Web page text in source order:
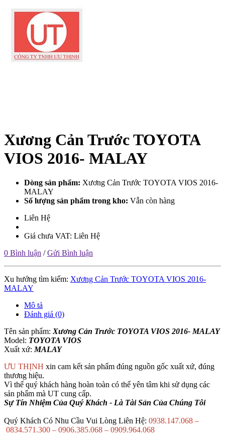
Xương Cản Trước TOYOTA
VIOS 2016- MALAY
Dòng sản phẩm: Xương Cản Trước TOYOTA VIOS 2016-
MALAY
Số lượng sản phẩm trong kho: Vẫn còn hàng
Liên Hệ
Giá chưa VAT: Liên Hệ
0 Bình luận /Gửi Bình luận
Xu hướng tìm kiếm: Xương Cản Trước TOYOTA VIOS 2016-
MALAY
Mô tả
Đánh giá (0)
Tên sản phẩm: Xương Cản Trước TOYOTA VIOS 2016- MALAY
Model: TOYOTA VIOS
Xuất xứ: MALAY
ƯU THỊNH xin cam kết sản phẩm đúng nguồn gốc xuất xứ, đúng
thương hiệu.
Vì thế quý khách hàng hoàn toàn có thể yên tâm khi sử dụng các
sản phẩm mà UT cung cấp.
Sự Tín Nhiệm Của Quý Khách - Là Tài Sản Của Chúng Tôi
Quý Khách Có Nhu Cầu Vui Lòng Liên Hệ: 0938.147.068 –
0834.571.300 – 0906.385.068 – 0909.964.068